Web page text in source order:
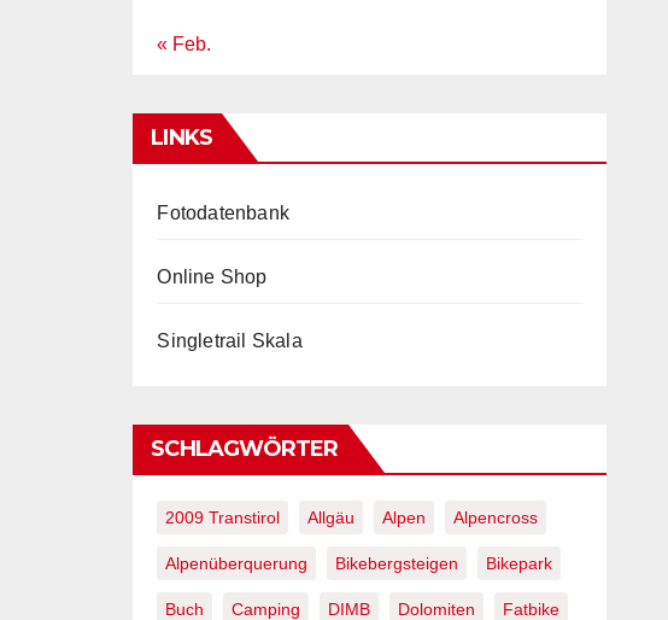
« Feb.
LINKS
Fotodatenbank
Online Shop
Singletrail Skala
SCHLAGWÖRTER
2009 Transtirol Allgäu Alpen Alpencross
Alpenüberquerung Bikebergsteigen Bikepark
Buch Camping DIMB Dolomiten Fatbike